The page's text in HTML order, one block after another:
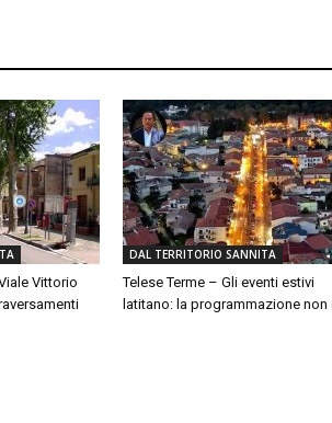
Vittorio
DAL TERRITORIO SANNITA
Telese Terme – Gli eventi estivi
latitano: la programmazione non